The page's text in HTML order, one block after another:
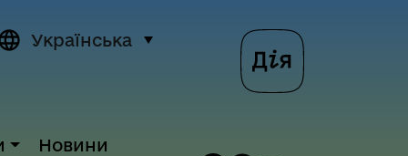
Українська
Новини